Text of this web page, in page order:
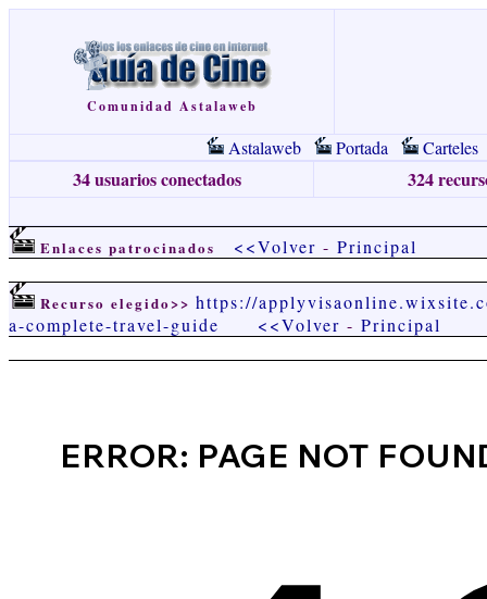
Comunidad Astalaweb
Astalaweb Portada Carteles
34 usuarios conectados 324
Enlaces patrocinados <<Volver - Principal
Recurso elegido>> https://
a-complete-travel-guide
<<Volver - Principal